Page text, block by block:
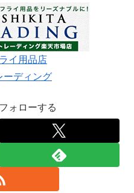
イ用品店
ーディング
ォローする